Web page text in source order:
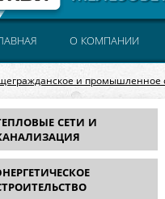
и промышленное
О КОМПАНИИ
СЕТИ И